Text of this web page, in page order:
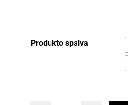
Produkto spalva